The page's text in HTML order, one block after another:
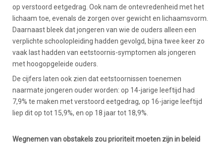
op verstoord eetgedrag. Ook nam de ontevredenheid met het
lichaam toe, evenals de zorgen over gewicht en lichaamsvorm.
Daarnaast bleek dat jongeren van wie de ouders alleen een
verplichte schoolopleiding hadden gevolgd, bijna twee keer zo
vaak last hadden van eetstoornis-symptomen als jongeren
met hoogopgeleide ouders.
De cijfers laten ook zien dat eetstoornissen toenemen
naarmate jongeren ouder worden: op 14-jarige leeftijd had
7,9% te maken met verstoord eetgedrag, op 16-jarige leeftijd
liep dit op tot 15,9%, en op 18 jaar tot 18,9%.
Wegnemen van obstakels zou prioriteit moeten zijn in beleid